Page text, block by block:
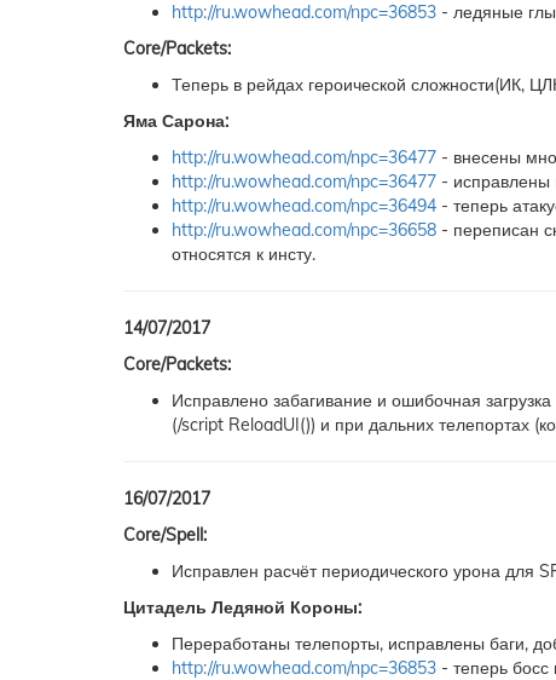
http://ru.wowhead.com/npc=36853 - ледяные
Core/Packets:
Теперь в рейдах героической сложности(ИК,
Яма Сарона:
http://ru.wowhead.com/npc=36477 - внесены
http://ru.wowhead.com/npc=36477 - исправлены
http://ru.wowhead.com/npc=36494 - теперь
http://ru.wowhead.com/npc=36658 - переписан
относятся к инсту.
14/07/2017
Core/Packets:
Исправлено забагивание и ошибочная
(/script ReloadUI()) и при дальних телепортах
16/07/2017
Core/Spell:
Исправлен расчёт периодического урона для
Цитадель Ледяной Короны:
Переработаны телепорты, исправлены баги,
http://ru.wowhead.com/npc=36853 - теперь босс